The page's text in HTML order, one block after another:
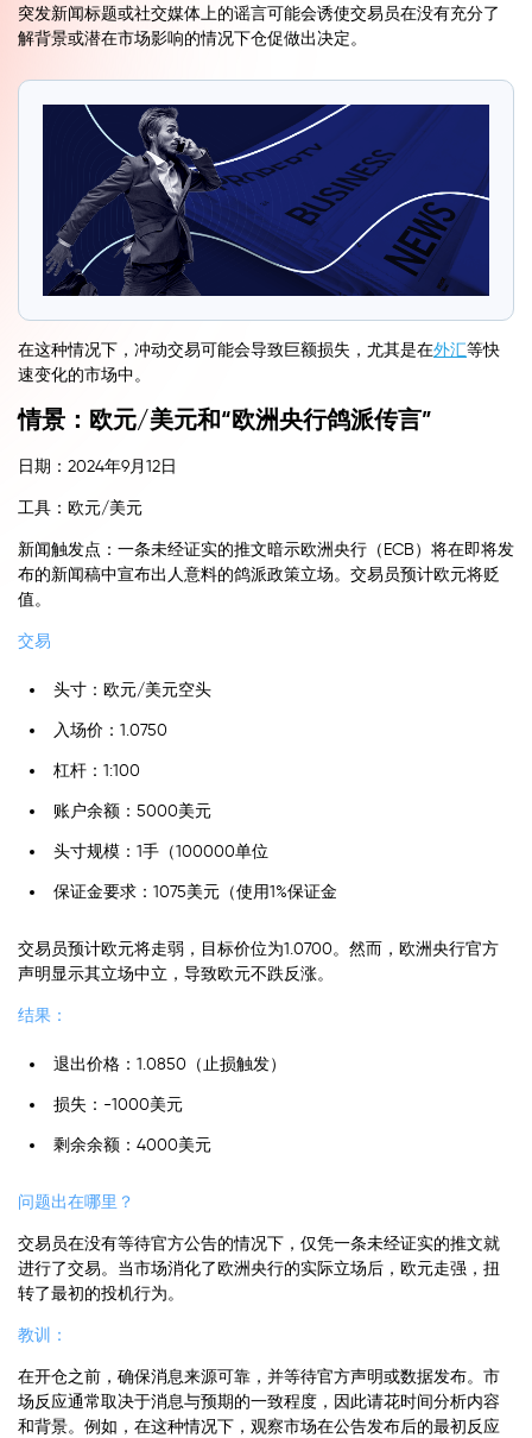
突发新闻标题或社交媒体上的谣言可能会诱使交易员在没有充分了
解背景或潜在市场影响的情况下仓促做出决定。
在这种情况下，冲动交易可能会导致巨额损失，尤其是在外汇等快
速变化的市场中。
情景：欧元/美元和“欧洲央行鸽派传言”
日期：2024年9月12日
工具：欧元/美元
新闻触发点：一条未经证实的推文暗示欧洲央行（ECB）将在即将发
布的新闻稿中宣布出人意料的鸽派政策立场。交易员预计欧元将贬
值。
交易
头寸：欧元/美元空头
入场价：1.0750
杠杆：1:100
账户余额：5000美元
头寸规模：1手（100000单位
保证金要求：1075美元（使用1%保证金
交易员预计欧元将走弱，目标价位为1.0700。然而，欧洲央行官方
声明显示其立场中立，导致欧元不跌反涨。
结果：
退出价格：1.0850（止损触发）
损失：-1000美元
剩余余额：4000美元
问题出在哪里？
交易员在没有等待官方公告的情况下，仅凭一条未经证实的推文就
进行了交易。当市场消化了欧洲央行的实际立场后，欧元走强，扭
转了最初的投机行为。
教训：
在开仓之前，确保消息来源可靠，并等待官方声明或数据发布。市
场反应通常取决于消息与预期的一致程度，因此请花时间分析内容
和背景。例如，在这种情况下，观察市场在公告发布后的最初反应